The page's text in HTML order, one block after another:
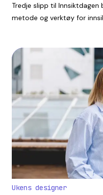
Tredje slipp til
metode og verktøy for
Ukens designer